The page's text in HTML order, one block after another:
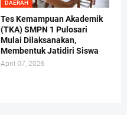
DAERAH
Tes Kemampuan Akademik
(TKA) SMPN 1 Pulosari
Mulai Dilaksanakan,
Membentuk Jatidiri Siswa
April 07, 2026